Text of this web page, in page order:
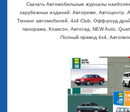
Скачать Автомобильные журналы
зарубежных изданий: Авторевю, Автоцентр,
Тюнинг автомобилей, 4x4 Club, Офф-роуд
панорама, Клаксон, Автогид, NEW Auto,
Полный привод 4х4,